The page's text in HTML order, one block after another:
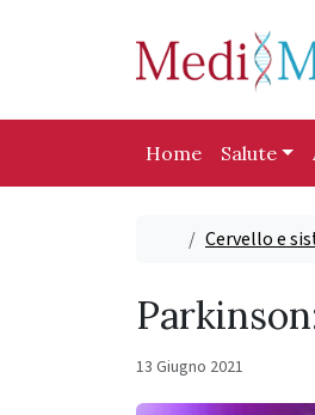
Home Salute
Home
Cervello e
13 Giugno 2021